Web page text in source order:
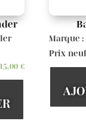
15,00 €
Marque
Prix